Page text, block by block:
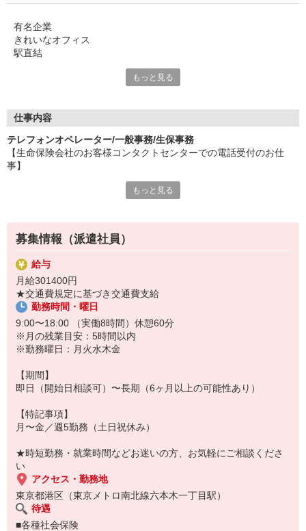
有名企業
きれいなオフィス
駅直結
『パソナ』ならではの3つメリットで、
☆安心して働きやすい環境！
充実の待遇で働きやすさバツグン！
☆自分らしくキャリアアップ！
経験豊かなキャリアコーチによる
キャリアステッププログラムで、
☆豊富な福利厚生をご用意！
気軽に相談できる相談窓口や定期健康診断、
利用が無料の保育園完備(淡路島、東京/青山)などでサポート
もっと見る
仕事内容
テレフォンオペレーター/一般事務/生保事務
【生命保険会社のお客様コンタクトセンターでの電話受付のお仕
事】
＼オペレーター経験を活かせます！／
◇商品内容や契約内容の照会対応
◇各種手続き受付、保険金・給付金請求受付
◇代理店からの照会対応
◇コール後処理
≪おすすめポイント♪≫
＊六本木一丁目駅直結で通勤便利！
＊専用ダイヤルをお任せするポジション
＊残業少なめで働きやすい環境です
もっと見る
募集情報（派遣社員）
給与
月給301400円
★交通費規定に基づき交通費支給
勤務時間・曜日
9:00〜18:00 （実働8時間）休憩60分
※月の残業目安：5時間以内
※勤務曜日：月火水木金
【期間】
即日（開始日相談可）〜長期（6ヶ月以上の可能性あり）
【特記事項】
月〜金／週5勤務（土日祝休み）
★時短勤務・就業時間などお迷いの方、お気軽にご相談くださ
い
アクセス・勤務地
東京都港区（東京メトロ南北線六本木一丁目駅）
待遇
■各種社会保険